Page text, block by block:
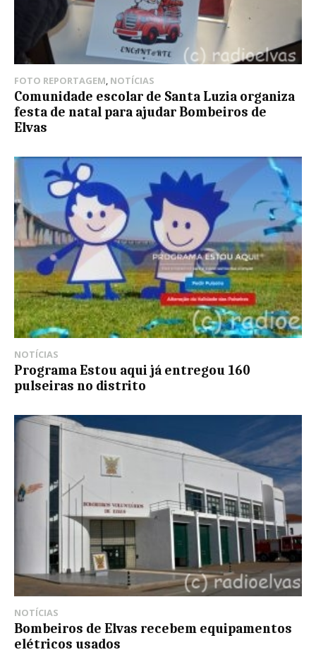
FOTO REPORTAGEM, NOTÍCIAS
Comunidade escolar de Santa Luzia organiza
festa de natal para ajudar Bombeiros de
Elvas
NOTÍCIAS
Programa Estou aqui já entregou 160
pulseiras no distrito
NOTÍCIAS
Bombeiros de Elvas recebem equipamentos
elétricos usados